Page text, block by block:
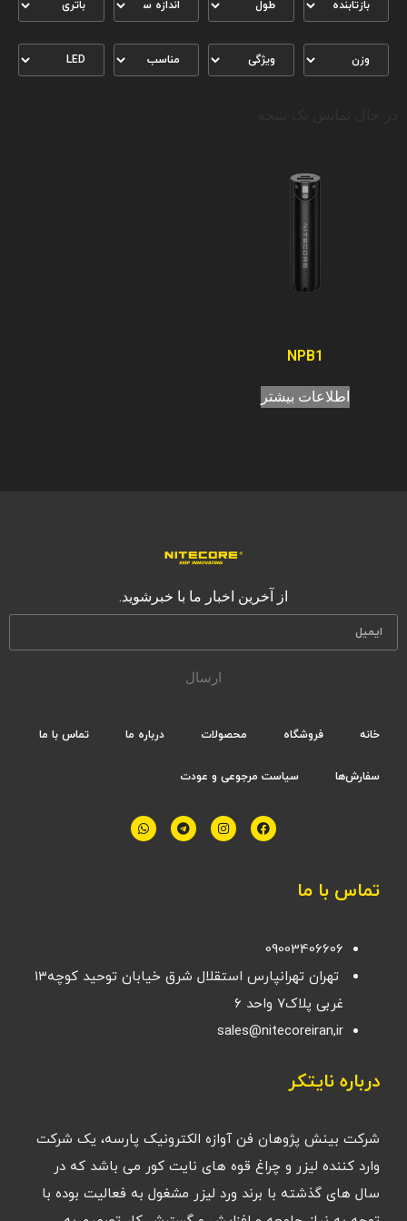
NPB1
اطلاعات بیشتر
از آخرین اخبار ما با خبرشوید.
ارسال
خانه فروشگاه محصولات درباره ما تماس با ما
سفارش‌ها سیاست مرجوعی و عودت
تماس با ما
09003406606
تهران تهرانپارس استقلال شرق خیابان توحید کوچه۱۳
غربی پلاک۷ واحد ۶
sales@nitecoreiran,ir
درباره نایتکر
شرکت بینش پژوهان فن آوازه الکترونیک پارسه، یک شرکت
وارد کننده لیزر و چراغ قوه های نایت کور می باشد که در
سال های گذشته با برند ورد لیزر مشغول به فعالیت بوده با